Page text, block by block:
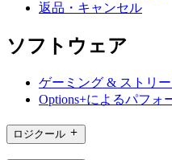
返品・キャンセル
ソフトウェア
ゲーミング & ストリ
Options+によるパフォ
ロジクール